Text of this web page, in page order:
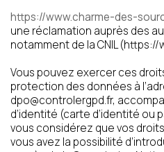
Prénom du proche
concerné
https://www.charme-des-
une réclamation auprès des
notamment de la CNIL
Vous pouvez exercer ces
protection des données à
dpo@controlergpd.fr,
d’identité (carte d’identité ou
vous considérez que vos
vous avez la possibilité